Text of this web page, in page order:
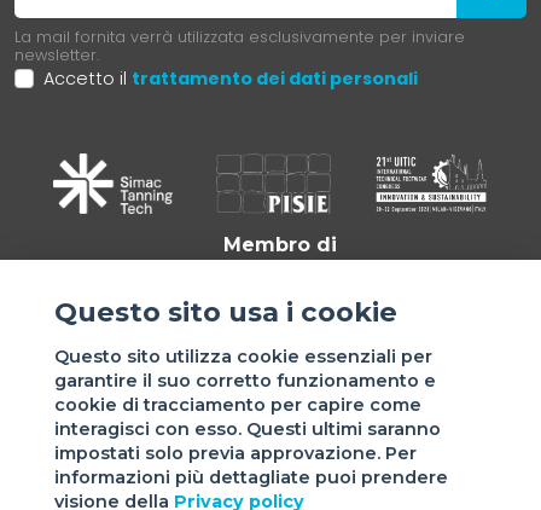
La mail fornita verrà utilizzata esclusivamente per inviare
newsletter.
Accetto il trattamento dei dati personali
Membro di
Sede di VIGEVANO: via Matteotti, 4/a - 27029 Vigevano - PV
Questo sito usa i cookie
Questo sito utilizza cookie essenziali per
garantire il suo corretto funzionamento e
cookie di tracciamento per capire come
interagisci con esso. Questi ultimi saranno
impostati solo previa approvazione. Per
informazioni più dettagliate puoi prendere
visione della Privacy policy